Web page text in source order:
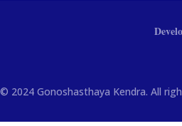
© 2024 Gonoshasthaya Kendra. All